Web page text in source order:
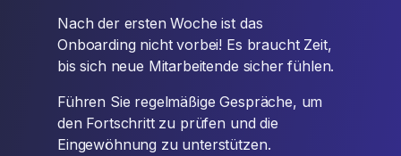
Nach der ersten Woche ist das
Onboarding nicht vorbei! Es braucht Zeit,
bis sich neue Mitarbeitende sicher fühlen.
Führen Sie regelmäßige Gespräche, um
den Fortschritt zu prüfen und die
Eingewöhnung zu unterstützen.